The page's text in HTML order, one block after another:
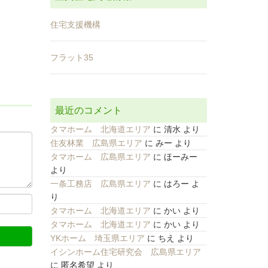
住宅支援機構
フラット35
最近のコメント
タマホーム 北海道エリア に 清水 より
住友林業 広島県エリア に みー より
タマホーム 広島県エリア に ほーみー
より
一条工務店 広島県エリア に はろー よ
り
タマホーム 北海道エリア に かいより
タマホーム 北海道エリア に かいより
YKホーム 埼玉県エリア に ちえ
より
イシンホーム住宅研究会 広島県エリア
に 匿名希望 より